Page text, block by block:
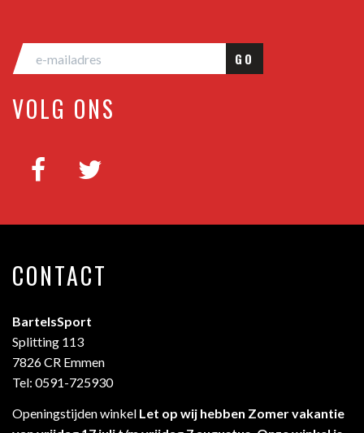
GO
VOLG ONS
CONTACT
BartelsSport
Splitting 113
7826 CR Emmen
Tel: 0591-725930
Openingstijden winkel Let op wij hebben Zomer vakantie